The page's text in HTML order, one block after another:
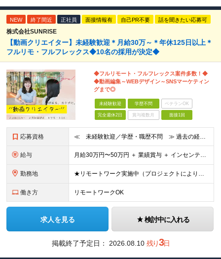
NEW 終了間近 正社員 面接情報有 自己PR不要 話を聞きたい応募可
株式会社SUNRISE
【動画クリエイター】未経験歓迎＊月給30万～＊年休125日以上＊
フルリモ・フルフレックス◆10名の採用が決定◆
◆フルリモート・フルフレックス案件多数！◆
◆動画編集～WEBデザイン～SNSマーケティン
グまで◎
未経験歓迎 学歴不問 ベテランOK
完全週休2日 賞与複数月 面接1回
応募資格 ≪ 未経験歓迎／学歴・職歴不問 ≫ 過去の経歴は一切不問。 「いままで」よりも「これから」を 重視した採用を行っています！ ▼▼こんな想いがある方大歓迎▼▼ ・WEBデザインに興味がある！ ・自由な
給与 ⽉給30万円〜50万円 ＋ 業績賞与 ＋ インセンティブ賞与 経験者：35万円～ ※IT新人時25万円〜 ※経験・スキルを考慮の上、決定します。 ※経験者は別途優遇！ ★試⽤期間：3ヶ⽉ ★学
勤務地 ★リモートワーク実施中（プロジェクトによりフルリモートもあり） ★配属先は希望を最⼤限考慮
働き方 リモートワークOK
求人を見る 検討中に入れる
掲載終了予定日： 2026.08.10 残り3日